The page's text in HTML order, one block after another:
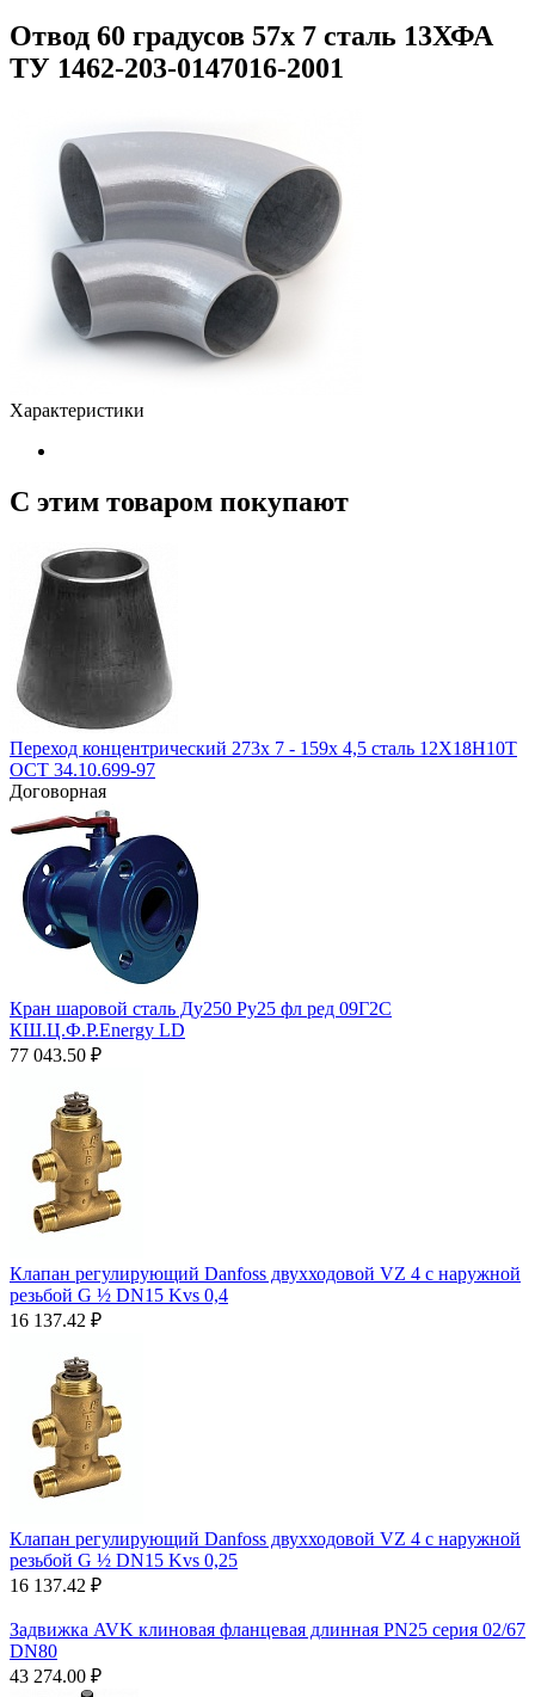
Отвод 60 градусов 57х 7 сталь 13ХФА
ТУ 1462-203-0147016-2001
Характеристики
С этим товаром покупают
Переход концентрический 273х 7 - 159х 4,5 сталь 12Х18Н10Т
ОСТ 34.10.699-97
Договорная
Кран шаровой сталь Ду250 Ру25 фл ред 09Г2С
КШ.Ц.Ф.Р.Energy LD
77 043.50 ₽
Клапан регулирующий Danfoss двухходовой VZ 4 c наружной
резьбой G ½ DN15 Kvs 0,4
16 137.42 ₽
Клапан регулирующий Danfoss двухходовой VZ 4 c наружной
резьбой G ½ DN15 Kvs 0,25
16 137.42 ₽
Задвижка AVK клиновая фланцевая длинная PN25 серия 02/67
DN80
43 274.00 ₽